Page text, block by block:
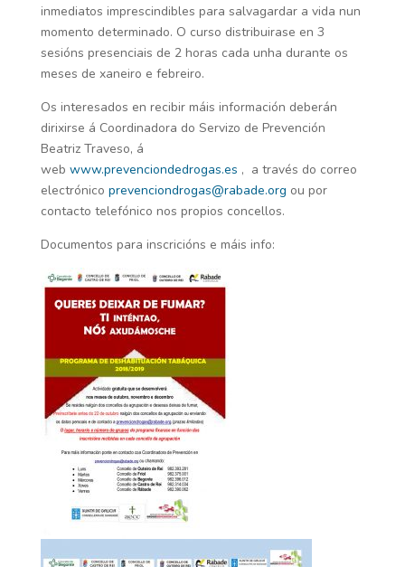
inmediatos imprescindibles para salvagardar a vida nun
momento determinado. O curso distribuirase en 3
sesións presenciais de 2 horas cada unha durante os
meses de xaneiro e febreiro.
Os interesados en recibir máis información deberán
dirixirse á Coordinadora do Servizo de Prevención
Beatriz Traveso, á
web www.prevenciondedrogas.es , a través do correo
electrónico prevenciondrogas@rabade.org ou por
contacto telefónico nos propios concellos.
Documentos para inscricións e máis info: